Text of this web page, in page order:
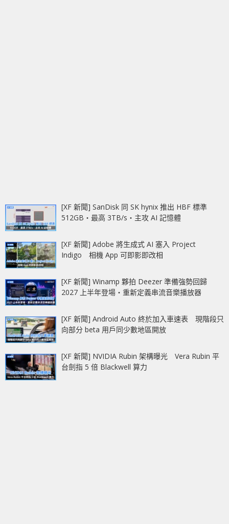
[XF 新聞] SanDisk 同 SK hynix 推出 HBF 標準
512GB‧最高 3TB/s‧主攻 AI 記憶體
[XF 新聞] Adobe 將生成式 AI 塞入 Project
Indigo 相機 App 可即影即改相
[XF 新聞] Winamp 夥拍 Deezer 準備強勢回歸
2027 上半年登場‧重新定義串流音樂播放器
[XF 新聞] Android Auto 終於加入車速表 現階段只
向部分 beta 用戶同少數地區開放
[XF 新聞] NVIDIA Rubin 架構曝光 Vera Rubin 平
台劍指 5 倍 Blackwell 算力